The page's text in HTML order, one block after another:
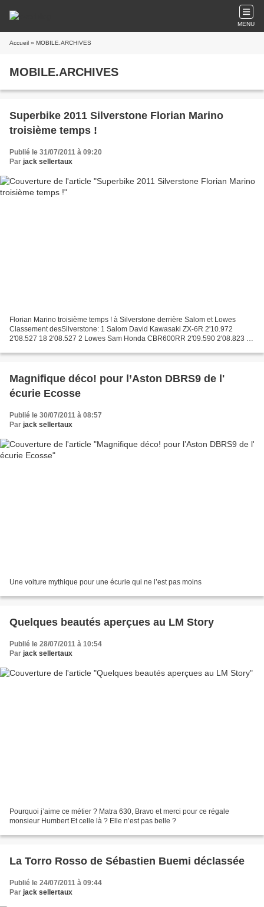
MENU
Accueil » MOBILE.ARCHIVES
MOBILE.ARCHIVES
Superbike 2011 Silverstone Florian Marino
troisième temps !
Publié le 31/07/2011 à 09:20
Par jack sellertaux
Florian Marino troisième temps ! à Silverstone derrière Salom et Lowes
Classement desSilverstone: 1 Salom David Kawasaki ZX-6R 2'10.972
2'08.527 18 2'08.527 2 Lowes Sam Honda CBR600RR 2'09.590 2'08.823 31
Magnifique déco! pour l’Aston DBRS9 de l'
écurie Ecosse
Publié le 30/07/2011 à 08:57
Par jack sellertaux
Une voiture mythique pour une écurie qui ne l’est pas moins
Quelques beautés aperçues au LM Story
Publié le 28/07/2011 à 10:54
Par jack sellertaux
Pourquoi j’aime ce métier ? Matra 630, Bravo et merci pour ce régale
monsieur Humbert Et celle là ? Elle n’est pas belle ?
La Torro Rosso de Sébastien Buemi déclassée
Publié le 24/07/2011 à 09:44
Par jack sellertaux